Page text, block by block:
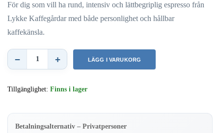
För dig som vill ha rund, intensiv och lättbegriplig espresso från
Lykke Kaffegårdar med både personlighet och hållbar
kaffekänsla.
Lykke
CIAO!
− + LÄGG I VARUKORG
Tillgänglighet: Finns i lager
Betalningsalternativ – Privatpersoner